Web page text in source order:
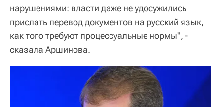
нарушениями: власти даже не удосужились
прислать перевод документов на русский язык,
как того требуют процессуальные нормы", -
сказала Аршинова.